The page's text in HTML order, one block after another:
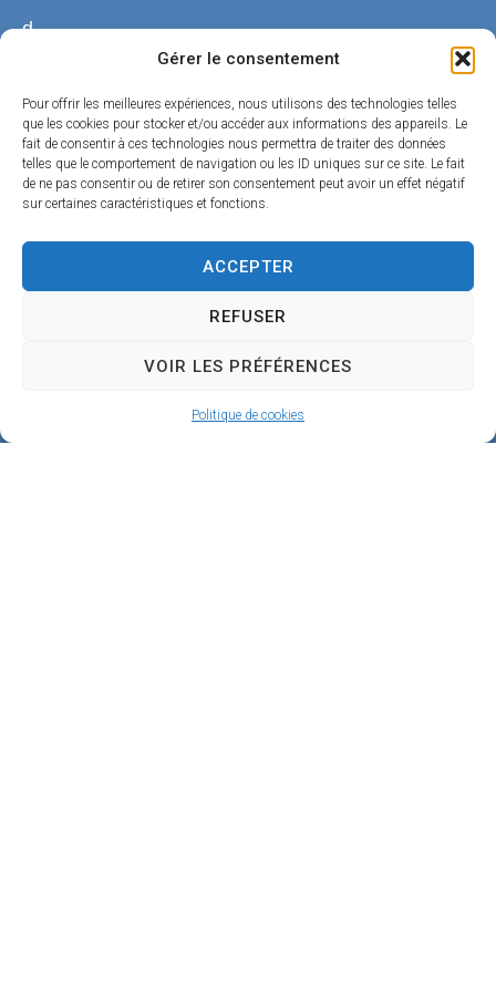
Gérer le consentement
Pour offrir les meilleures expériences, nous utilisons des technologies telles
que les cookies pour stocker et/ou accéder aux informations des appareils. Le
fait de consentir à ces technologies nous permettra de traiter des données
telles que le comportement de navigation ou les ID uniques sur ce site. Le fait
de ne pas consentir ou de retirer son consentement peut avoir un effet négatif
sur certaines caractéristiques et fonctions.
ACCEPTER
REFUSER
VOIR LES PRÉFÉRENCES
Politique de cookies
d
C
h
a
n
g